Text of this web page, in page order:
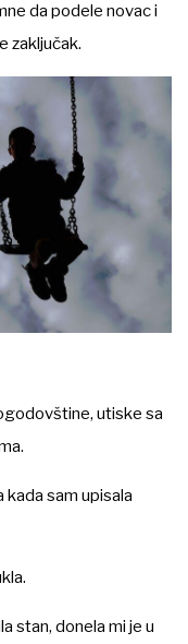
da podele novac i
zaključak.
utiske sa
sam upisala
stan, donela mi je u